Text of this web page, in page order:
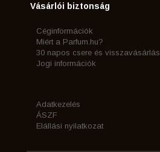
Vásárlói biztonság
Céginformációk
Miért a Parfum.hu?
30 napos csere és visszavásárlás
Jogi információk
Adatkezelés
ÁSZF
Elállási nyilatkozat